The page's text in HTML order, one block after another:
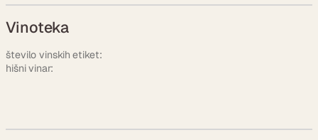
Vinoteka
število vinskih etiket:
hišni vinar: